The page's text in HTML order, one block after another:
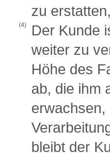
zu
(4)
Der Kunde
weiter zu
Höhe des
ab, die ihm
erwachsen,
bleibt der